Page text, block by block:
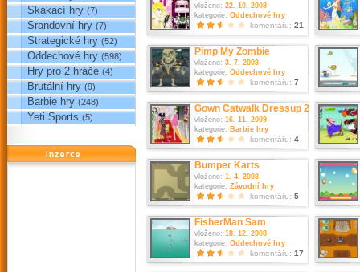
Skákací hry (7)
Srandovní hry (7)
Strategické hry (52)
Oddechové hry (598)
Hry pro 2 hráče (4)
Brutální hry (9)
Barbie hry (248)
Yeti Sports (5)
reklama
vloženo: 22. 10. 2008
kategorie: Oddechové hry
komentářu: 21
Pimp My Zombie
vloženo: 3. 7. 2008
kategorie: Oddechové hry
komentářu: 7
Gown Catwalk Dressup 2
vloženo: 16. 11. 2009
kategorie: Barbie hry
komentářu: 4
Bumper Karts
vloženo: 1. 4. 2008
kategorie: Závodní hry
komentářu: 5
FisherMan Sam
vloženo: 18. 12. 2008
kategorie: Oddechové hry
komentářu: 17